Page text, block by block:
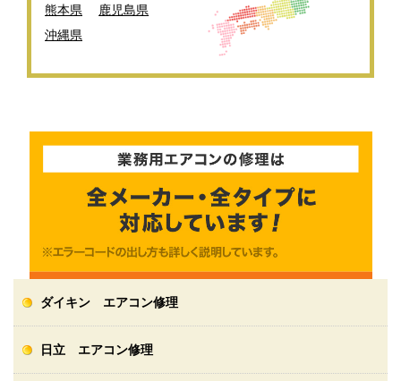
熊本県
鹿児島県
沖縄県
ダイキン エアコン修理
日立 エアコン修理